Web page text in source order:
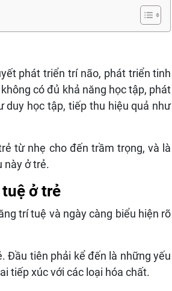
phát triển trí não, phát triển tinh
có đủ khả năng học tập, phát
duy học tập, tiếp thu hiệu quả như
từ nhẹ cho đến trầm trọng, và là
này ở trẻ.
ở trẻ
trí tuệ và ngày càng biểu hiện rõ
Đầu tiên phải kể đến là những yếu
tiếp xúc với các loại hóa chất.